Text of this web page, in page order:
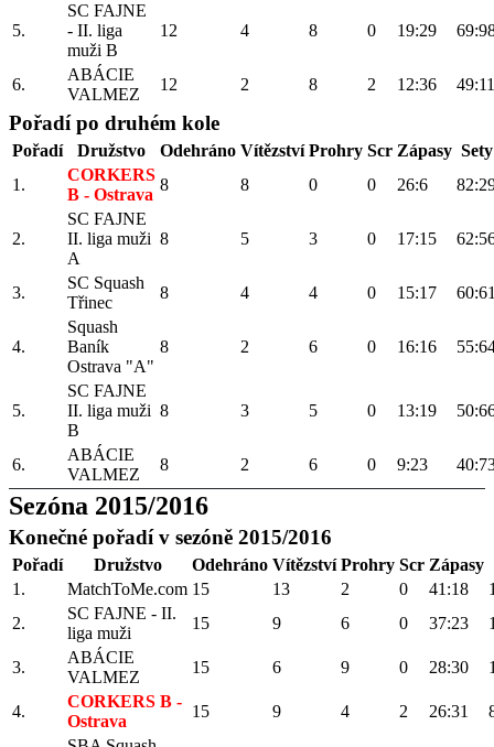
5.
SC FAJNE
- II. liga
muži B
12 4 8 0 19:29
6.
ABÁCIE
VALMEZ
12 2 8 2 12:36
Pořadí po druhém kole
Pořadí Družstvo Odehráno Vítězství Prohry Scr Zápasy Sety
1.
CORKERS
B - Ostrava
8 8 0 0 26:6
2.
SC FAJNE
II. liga muži
A
8 5 3 0 17:15
3.
SC Squash
Třinec
8 4 4 0 15:17
4.
Squash
Baník
Ostrava "A"
8 2 6 0 16:16
5.
SC FAJNE
II. liga muži
B
8 3 5 0 13:19
6.
ABÁCIE
VALMEZ
8 2 6 0 9:23
Sezóna 2015/2016
Konečné pořadí v sezóně 2015/2016
Pořadí Družstvo Odehráno Vítězství Prohry Scr Zápasy
1.
MatchToMe.com 15 13 2 0 41:18
2.
SC FAJNE - II.
liga muži
15 9 6 0 37:23
3.
ABÁCIE
VALMEZ
15 6 9 0 28:30
4.
CORKERS B -
Ostrava
15 9 4 2 26:31